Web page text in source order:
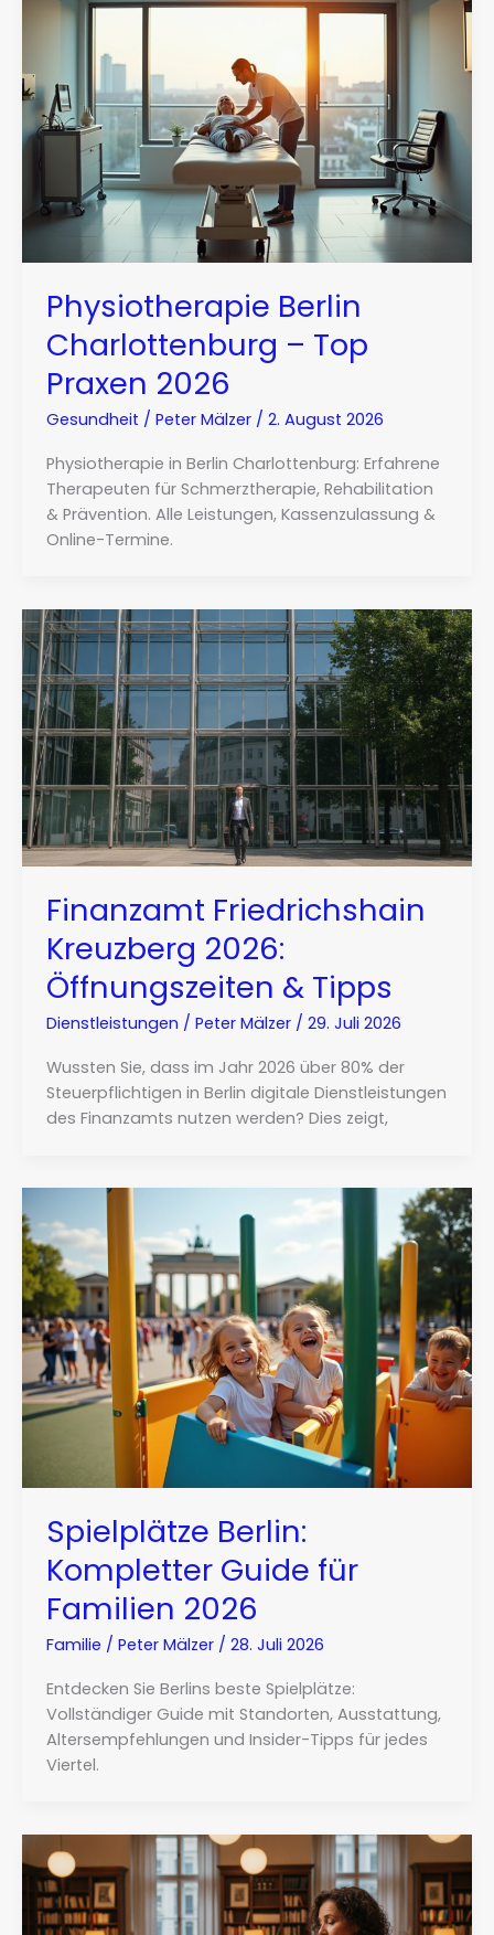
Physiotherapie Berlin
Charlottenburg – Top
Praxen 2026
Gesundheit / Peter Mälzer / 2. August 2026
Physiotherapie in Berlin Charlottenburg: Erfahrene
Therapeuten für Schmerztherapie, Rehabilitation
& Prävention. Alle Leistungen, Kassenzulassung &
Online-Termine.
Finanzamt Friedrichshain
Kreuzberg 2026:
Öffnungszeiten & Tipps
Dienstleistungen / Peter Mälzer / 29. Juli 2026
Wussten Sie, dass im Jahr 2026 über 80% der
Steuerpflichtigen in Berlin digitale Dienstleistungen
des Finanzamts nutzen werden? Dies zeigt,
Spielplätze Berlin:
Kompletter Guide für
Familien 2026
Familie / Peter Mälzer / 28. Juli 2026
Entdecken Sie Berlins beste Spielplätze:
Vollständiger Guide mit Standorten, Ausstattung,
Altersempfehlungen und Insider-Tipps für jedes
Viertel.